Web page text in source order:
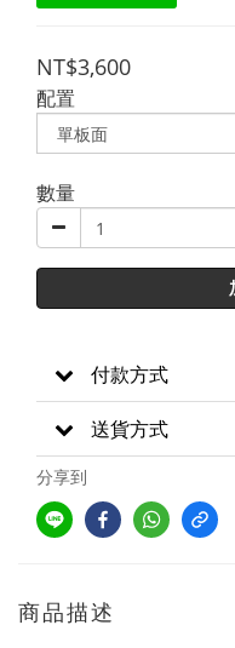
NT$3,600
配置
數量
付款方式
送貨方式
分享到
商品描述